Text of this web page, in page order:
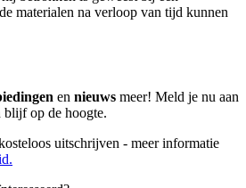
materialen na verloop van tijd kunnen
en nieuws meer! Meld je nu aan
blijf op de hoogte.
uitschrijven - meer informatie